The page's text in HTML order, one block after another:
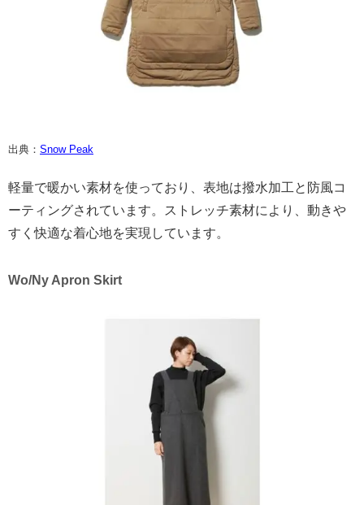
出典： Snow Peak
軽量で暖かい素材を使っており、表地は撥水加工と防風コ
ーティングされています。ストレッチ素材により、動きや
すく快適な着心地を実現しています。
Wo/Ny Apron Skirt